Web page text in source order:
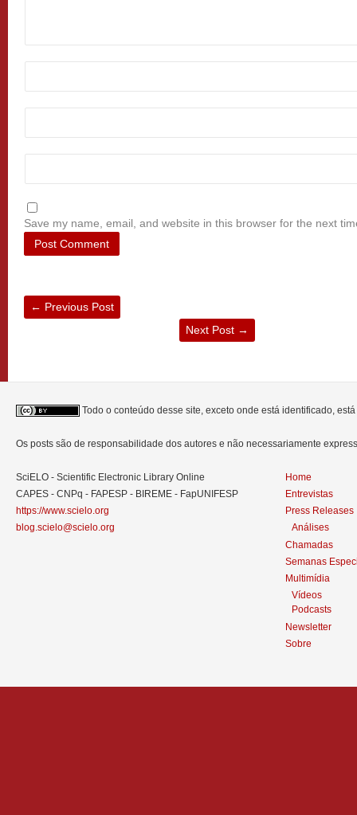
Save my name, email, and website in this browser for the next
← Previous Post
Next Post →
Todo o conteúdo desse site, exceto onde está identificado,
Os posts são de responsabilidade dos autores e não necessariamente
SciELO - Scientific Electronic Library Online
CAPES - CNPq - FAPESP - BIREME - FapUNIFESP
https://www.scielo.org
blog.scielo@scielo.org
Home
Entrevistas
Press Releases
Análises
Chamadas
Semanas
Multimídia
Vídeos
Podcasts
Newsletter
Sobre